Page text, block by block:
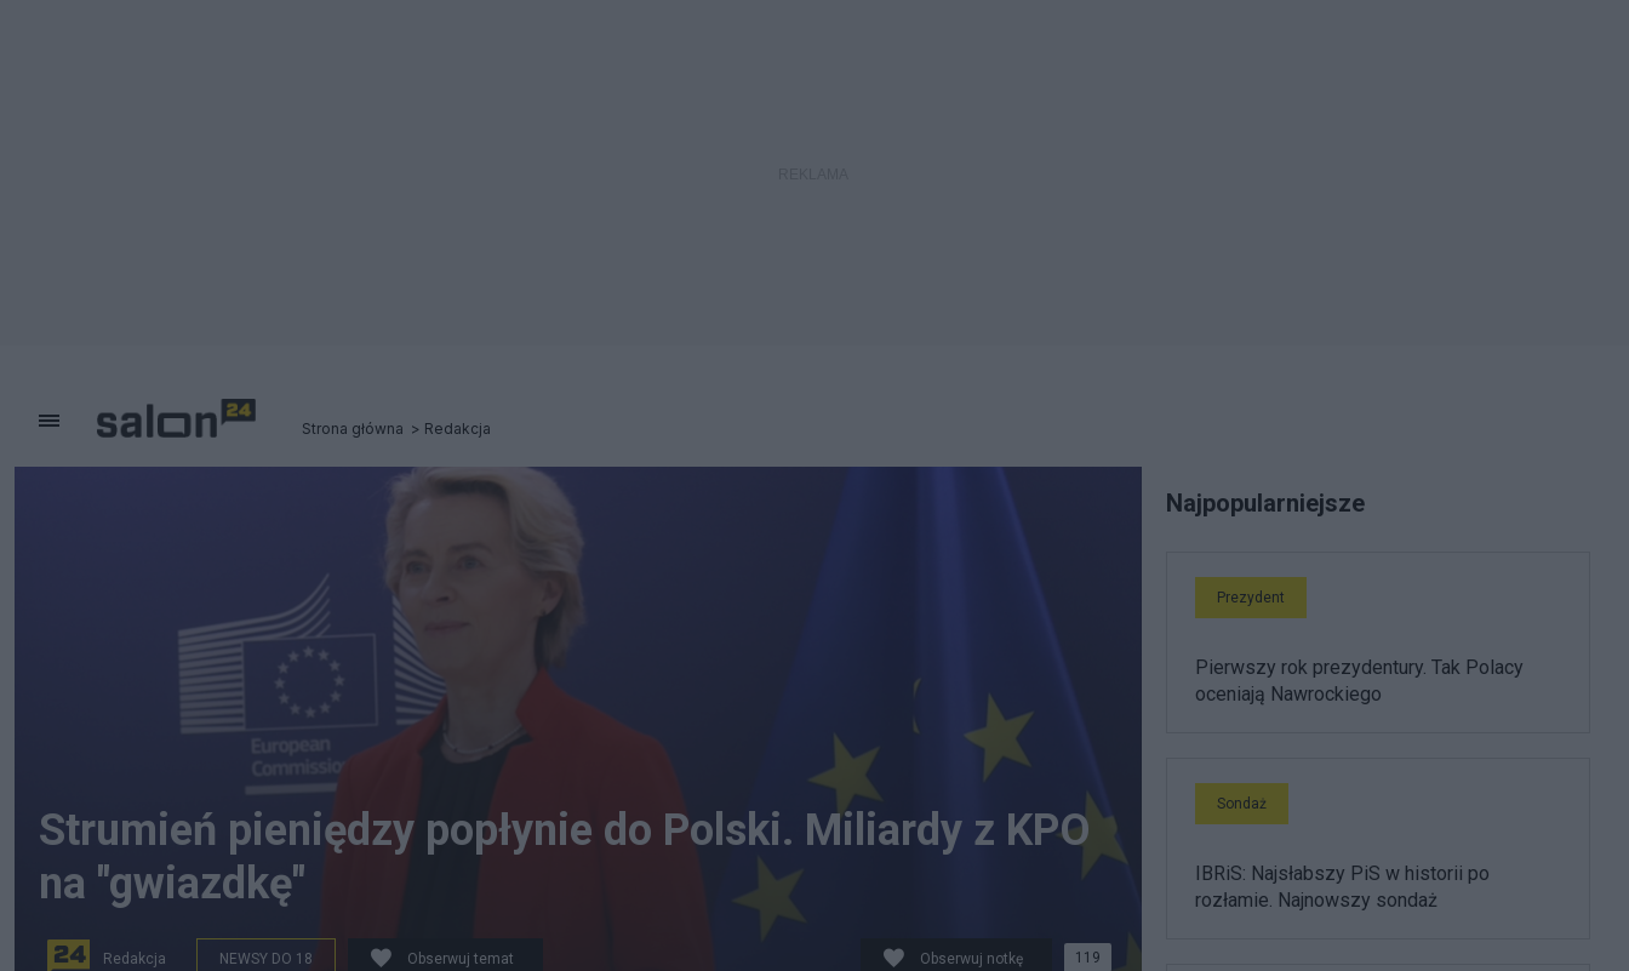
Strona główna Redakcja
Strumień pieniędzy popłynie do Polski. Miliardy z KPO
na "gwiazdkę"
Redakcja NEWSY DO 18 Obserwuj temat Obserwuj notkę 119
Najpopularniejsze
Prezydent
Pierwszy rok prezydentury. Tak Polacy
oceniają Nawrockiego
Sondaż
IBRiS: Najsłabszy PiS w historii po
rozłamie. Najnowszy sondaż